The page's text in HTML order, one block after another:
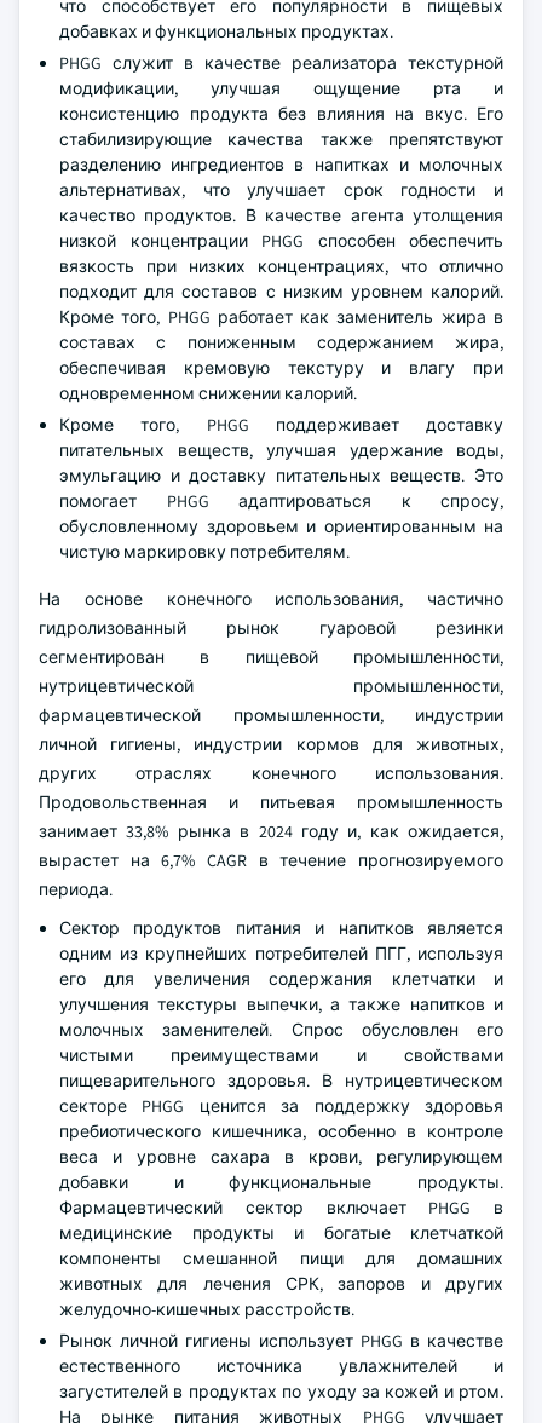
что способствует его популярности в пищевых
добавках и функциональных продуктах.
PHGG служит в качестве реализатора текстурной
модификации, улучшая ощущение рта и
консистенцию продукта без влияния на вкус. Его
стабилизирующие качества также препятствуют
разделению ингредиентов в напитках и молочных
альтернативах, что улучшает срок годности и
качество продуктов. В качестве агента утолщения
низкой концентрации PHGG способен обеспечить
вязкость при низких концентрациях, что отлично
подходит для составов с низким уровнем калорий.
Кроме того, PHGG работает как заменитель жира в
составах с пониженным содержанием жира,
обеспечивая кремовую текстуру и влагу при
одновременном снижении калорий.
Кроме того, PHGG поддерживает доставку
питательных веществ, улучшая удержание воды,
эмульгацию и доставку питательных веществ. Это
помогает PHGG адаптироваться к спросу,
обусловленному здоровьем и ориентированным на
чистую маркировку потребителям.
На основе конечного использования, частично
гидролизованный рынок гуаровой резинки
сегментирован в пищевой промышленности,
нутрицевтической промышленности,
фармацевтической промышленности, индустрии
личной гигиены, индустрии кормов для животных,
других отраслях конечного использования.
Продовольственная и питьевая промышленность
занимает 33,8% рынка в 2024 году и, как ожидается,
вырастет на 6,7% CAGR в течение прогнозируемого
периода.
Сектор продуктов питания и напитков является
одним из крупнейших потребителей ПГГ, используя
его для увеличения содержания клетчатки и
улучшения текстуры выпечки, а также напитков и
молочных заменителей. Спрос обусловлен его
чистыми преимуществами и свойствами
пищеварительного здоровья. В нутрицевтическом
секторе PHGG ценится за поддержку здоровья
пребиотического кишечника, особенно в контроле
веса и уровне сахара в крови, регулирующем
добавки и функциональные продукты.
Фармацевтический сектор включает PHGG в
медицинские продукты и богатые клетчаткой
компоненты смешанной пищи для домашних
животных для лечения СРК, запоров и других
желудочно-кишечных расстройств.
Рынок личной гигиены использует PHGG в качестве
естественного источника увлажнителей и
загустителей в продуктах по уходу за кожей и ртом.
На рынке питания животных PHGG улучшает